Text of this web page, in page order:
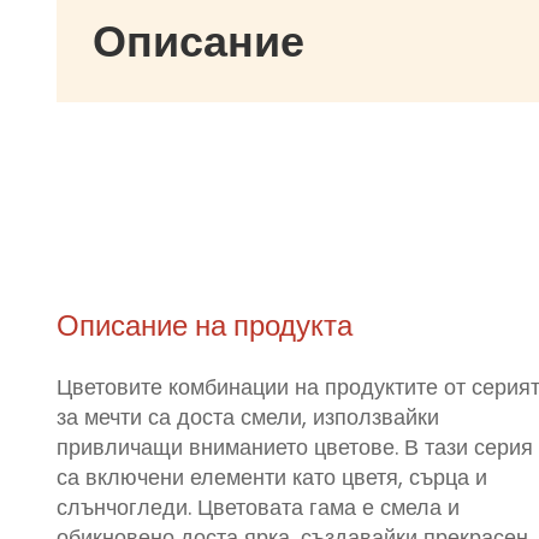
Описание
Описание на продукта
Цветовите комбинации на продуктите от
за мечти са доста смели, използвайки
привличащи вниманието цветове. В тази серия
са включени елементи като цветя, сърца и
слънчогледи. Цветовата гама е смела и